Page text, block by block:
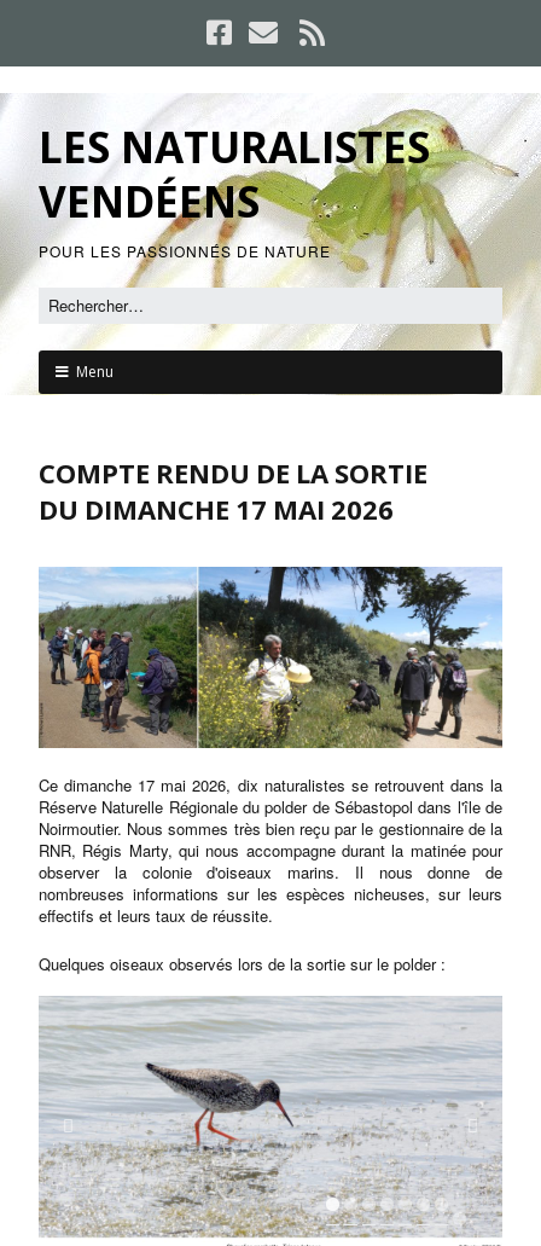
LES NATURALISTES
VENDÉENS
POUR LES PASSIONNÉS DE NATURE
Menu
COMPTE RENDU DE LA SORTIE
DU DIMANCHE 17 MAI 2026
Ce dimanche 17 mai 2026, dix naturalistes se retrouvent dans la
Réserve Naturelle Régionale du polder de Sébastopol dans l'île de
Noirmoutier. Nous sommes très bien reçu par le gestionnaire de la
RNR, Régis Marty, qui nous accompagne durant la matinée pour
observer la colonie d'oiseaux marins. Il nous donne de
nombreuses informations sur les espèces nicheuses, sur leurs
effectifs et leurs taux de réussite.
Quelques oiseaux observés lors de la sortie sur le polder :